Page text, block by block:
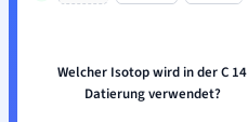
Welcher Isotop wird in der C 14
Datierung verwendet?